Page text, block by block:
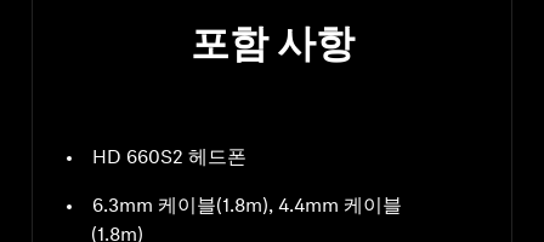
포함 사항
HD 660S2 헤드폰
6.3mm 케이블(1.8m), 4.4mm 케이블
(1.8m)